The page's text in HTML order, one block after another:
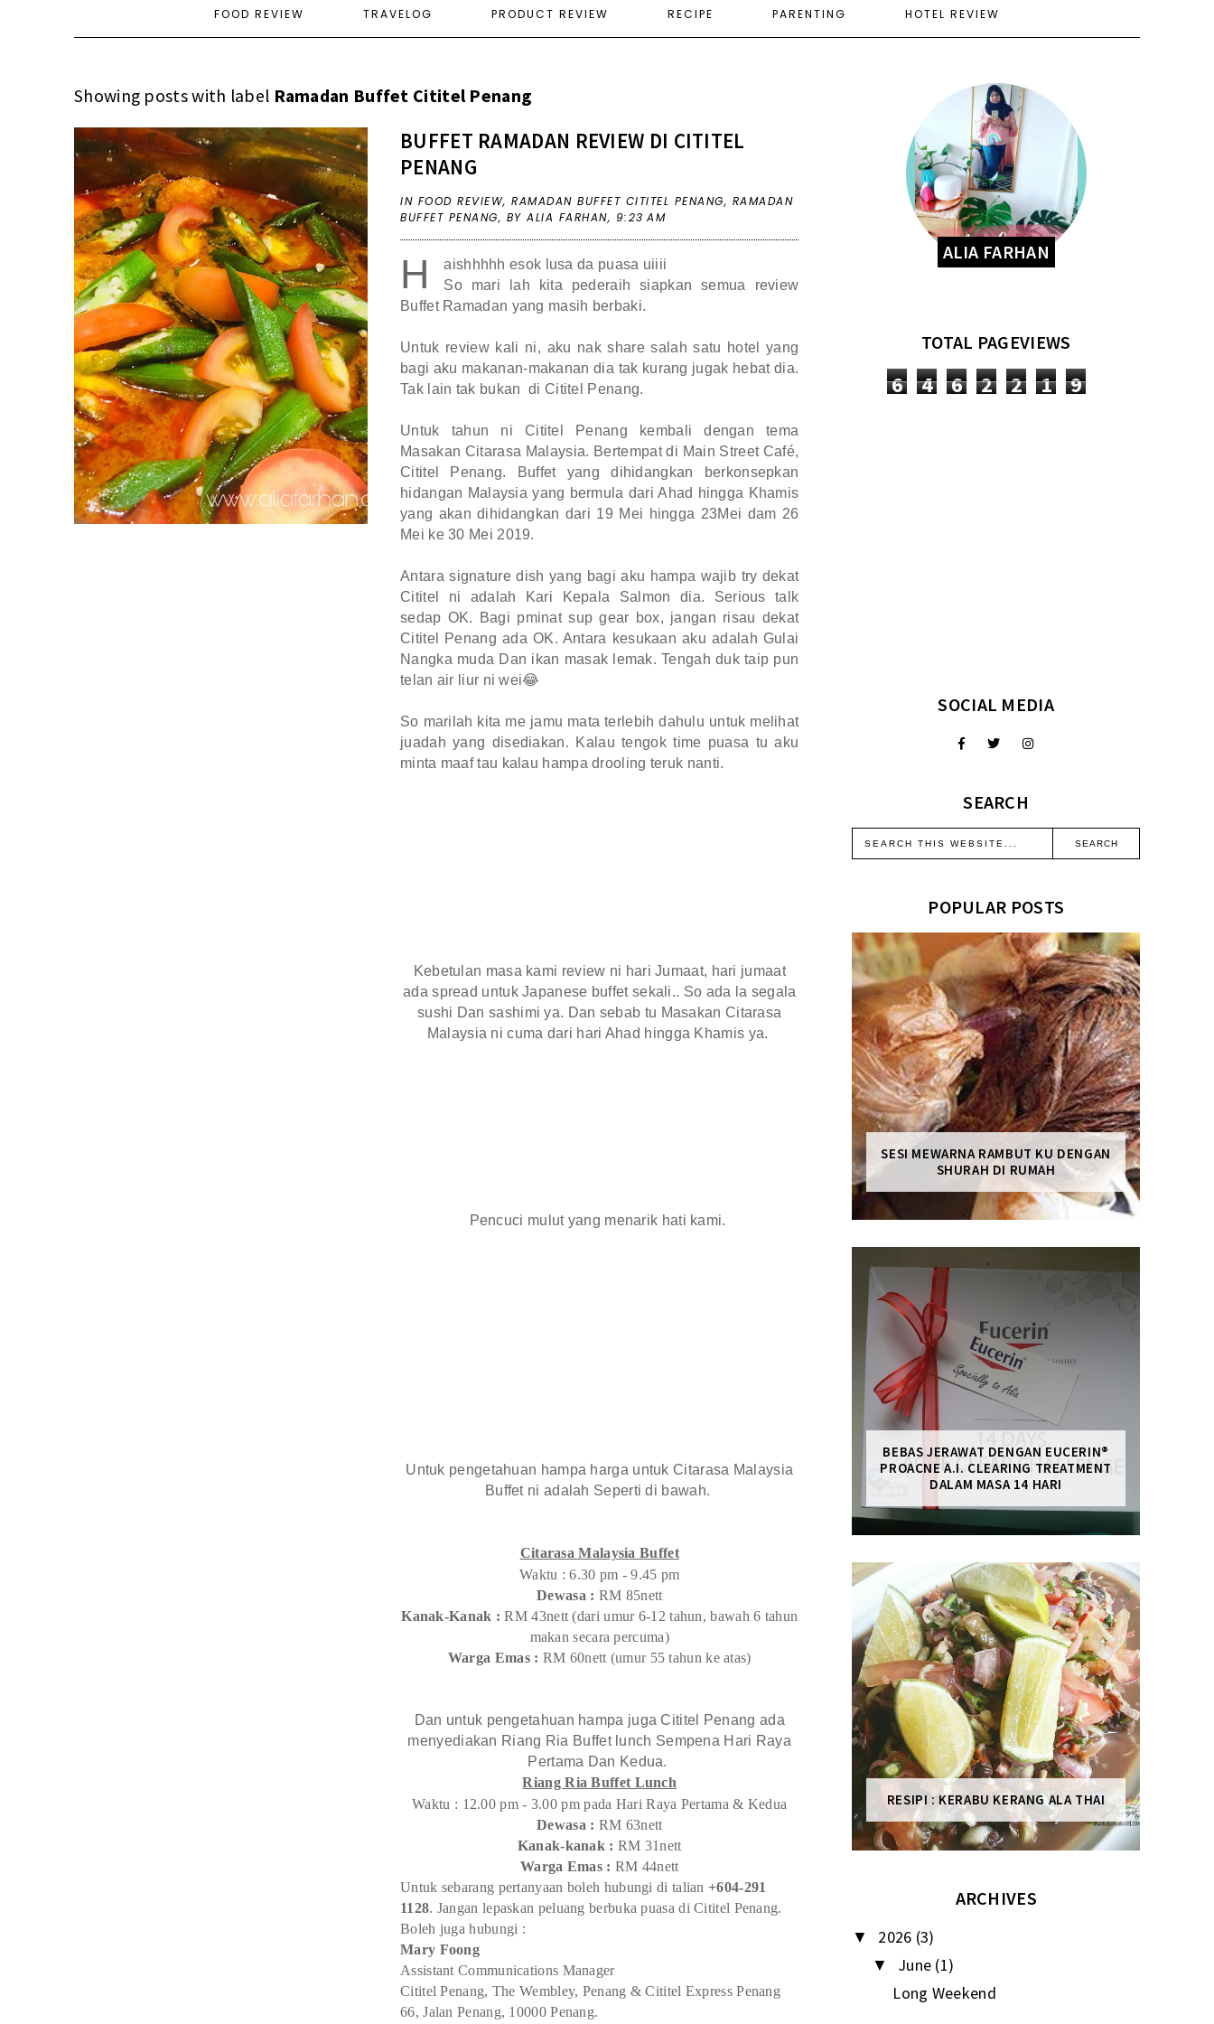
FOOD REVIEW TRAVELOG PRODUCT REVIEW RECIPE PARENTING HOTEL REVIEW
Showing posts with label Ramadan Buffet Cititel Penang
BUFFET RAMADAN REVIEW DI CITITEL
PENANG
IN FOOD REVIEW,RAMADAN BUFFET CITITEL PENANG, RAMADAN
BUFFET PENANG, BY ALIA FARHAN, 9:23 AM
H
aishhhhh esok lusa da puasa uiiii
So mari lah kita pederaih siapkan semua review
Buffet Ramadan yang masih berbaki.
Untuk review kali ni, aku nak share salah satu hotel yang
bagi aku makanan-makanan dia tak kurang jugak hebat dia.
Tak lain tak bukan di Cititel Penang.
Untuk tahun ni Cititel Penang kembali dengan tema
Masakan Citarasa Malaysia. Bertempat di Main Street Café,
Cititel Penang. Buffet yang dihidangkan berkonsepkan
hidangan Malaysia yang bermula dari Ahad hingga Khamis
yang akan dihidangkan dari 19 Mei hingga 23Mei dam 26
Mei ke 30 Mei 2019.
Antara signature dish yang bagi aku hampa wajib try dekat
Cititel ni adalah Kari Kepala Salmon dia. Serious talk
sedap OK. Bagi pminat sup gear box, jangan risau dekat
Cititel Penang ada OK. Antara kesukaan aku adalah Gulai
Nangka muda Dan ikan masak lemak. Tengah duk taip pun
telan air liur ni wei😂
So marilah kita me jamu mata terlebih dahulu untuk melihat
juadah yang disediakan. Kalau tengok time puasa tu aku
minta maaf tau kalau hampa drooling teruk nanti.
Kebetulan masa kami review ni hari Jumaat, hari jumaat
ada spread untuk Japanese buffet sekali.. So ada la segala
sushi Dan sashimi ya. Dan sebab tu Masakan Citarasa
Malaysia ni cuma dari hari Ahad hingga Khamis ya.
Pencuci mulut yang menarik hati kami.
Untuk pengetahuan hampa harga untuk Citarasa Malaysia
Buffet ni adalah Seperti di bawah.
Citarasa Malaysia Buffet
Waktu : 6.30 pm - 9.45 pm
Dewasa : RM 85nett
Kanak-Kanak : RM 43nett (dari umur 6-12 tahun, bawah 6 tahun
makan secara percuma)
Warga Emas : RM 60nett (umur 55 tahun ke atas)
Dan untuk pengetahuan hampa juga Cititel Penang ada
menyediakan Riang Ria Buffet lunch Sempena Hari Raya
Pertama Dan Kedua.
Riang Ria Buffet Lunch
Waktu : 12.00 pm - 3.00 pm pada Hari Raya Pertama & Kedua
Dewasa : RM 63nett
Kanak-kanak : RM 31nett
Warga Emas : RM 44nett
Untuk sebarang pertanyaan boleh hubungi di talian+604-291
1128. Jangan lepaskan peluang berbuka puasa di Cititel Penang.
Boleh juga hubungi :
Mary Foong
Assistant Communications Manager
Cititel Penang, The Wembley, Penang & Cititel Express Penang
66, Jalan Penang, 10000 Penang.
ALIA FARHAN
TOTAL PAGEVIEWS
6 4 6 2 2 1 9
SOCIAL MEDIA
SEARCH
POPULAR POSTS
SESI MEWARNA RAMBUT KU DENGAN
SHURAH DI RUMAH
BEBAS JERAWAT DENGAN EUCERIN®
PROACNE A.I. CLEARING TREATMENT
DALAM MASA 14 HARI
RESIPI : KERABU KERANG ALA THAI
ARCHIVES
▼ 2026 (3)
▼ June (1)
Long Weekend